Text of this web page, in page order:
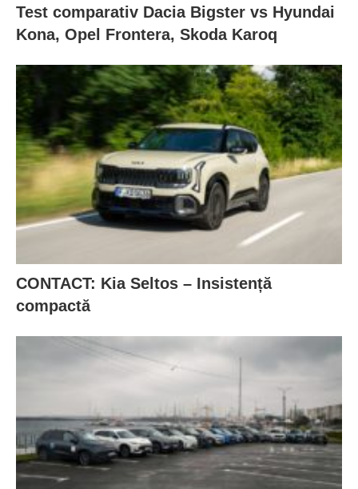
Test comparativ Dacia Bigster vs Hyundai
Kona, Opel Frontera, Skoda Karoq
CONTACT: Kia Seltos – Insistență
compactă